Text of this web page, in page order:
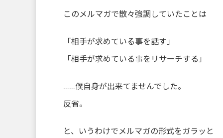
このメルマガで散々強調していたことは
「相手が求めている事を話す」
「相手が求めている事をリサーチする」
……僕自身が出来てませんでした。
反省。
と、いうわけでメルマガの形式をガラッと